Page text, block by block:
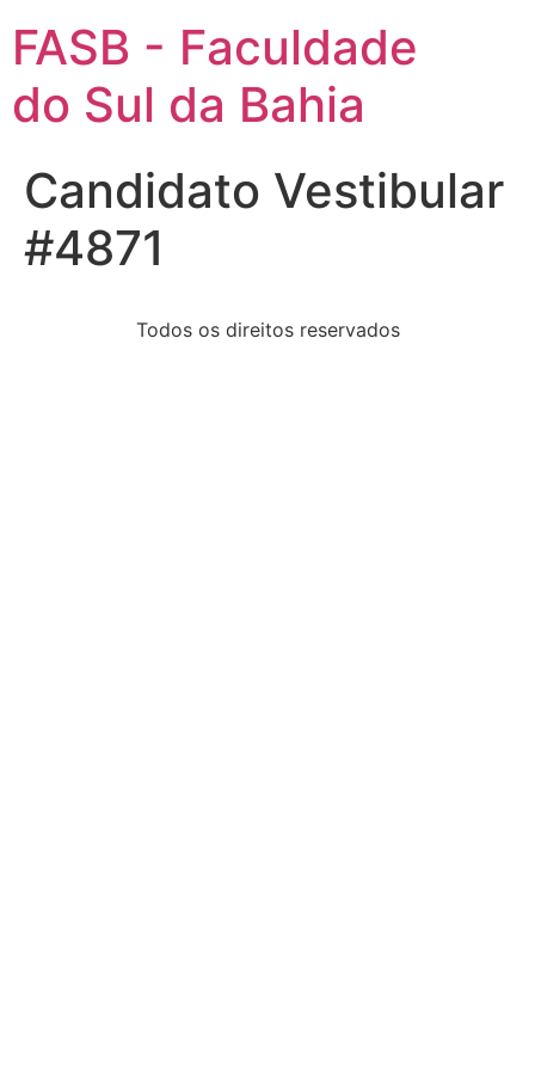
FASB - Faculdade
do Sul da Bahia
Candidato Vestibular
#4871
Todos os direitos reservados